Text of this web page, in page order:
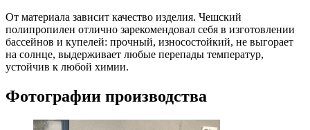
От материала зависит качество изделия. Чешский
полипропилен отлично зарекомендовал себя в изготовлении
бассейнов и купелей: прочный, износостойкий, не выгорает
на солнце, выдерживает любые перепады температур,
устойчив к любой химии.
Фотографии производства